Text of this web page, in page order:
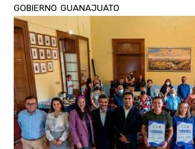
GOBIERNO GUANAJUATO